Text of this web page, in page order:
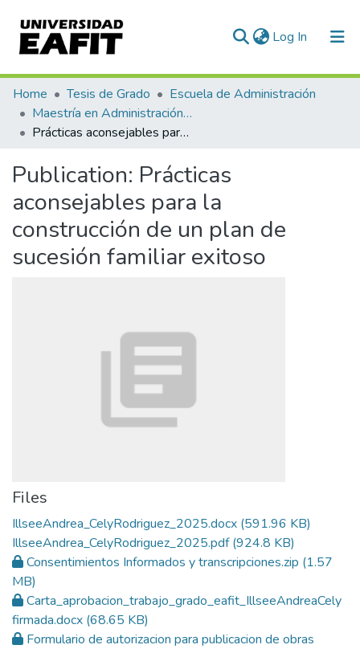
Log In (current)
Communities & Collections
All of DSpace
Home Tesis de Grado
Escuela de Administración
Maestría en Administración - MBA (tesis)
Prácticas aconsejables para la construcción de un plan de sucesión familiar exitoso
Publication: Prácticas
aconsejables para la
construcción de un plan de
sucesión familiar exitoso
Files
IllseeAndrea_CelyRodriguez_2025.docx (591.96 KB)
IllseeAndrea_CelyRodriguez_2025.pdf(924.8 KB)
Consentimientos Informados y transcripciones.zip (1.57
MB)
Carta_aprobacion_trabajo_grado_eafit_IllseeAndreaCely
firmada.docx (68.65 KB)
Formulario de autorizacion para publicacion de obras